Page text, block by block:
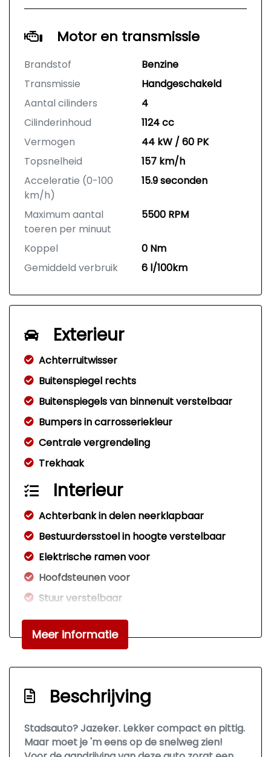
Motor en transmissie
Brandstof
Benzine
Transmissie
Handgeschakeld
Aantal cilinders
4
Cilinderinhoud
1124 cc
Vermogen
44 kW / 60 PK
Topsnelheid
157 km/h
Acceleratie (0-100
km/h)
15.9 seconden
Maximum aantal
toeren per minuut
5500 RPM
Koppel
0 Nm
Gemiddeld verbruik
6 l/100km
Exterieur
Achterruitwisser
Buitenspiegel rechts
Buitenspiegels van binnenuit verstelbaar
Bumpers in carrosseriekleur
Centrale vergrendeling
Trekhaak
Interieur
Achterbank in delen neerklapbaar
Bestuurdersstoel in hoogte verstelbaar
Elektrische ramen voor
Hoofdsteunen voor
Stuur verstelbaar
Stuurbekrachtiging
Overige
Anti blokkeer systeem
Bestuurdersairbag
Hoofd airbag(s) voor
Passagiersairbag
Meer informatie
Beschrijving
Stadsauto? Jazeker. Lekker compact en pittig.
Maar moet je 'm eens op de snelweg zien!